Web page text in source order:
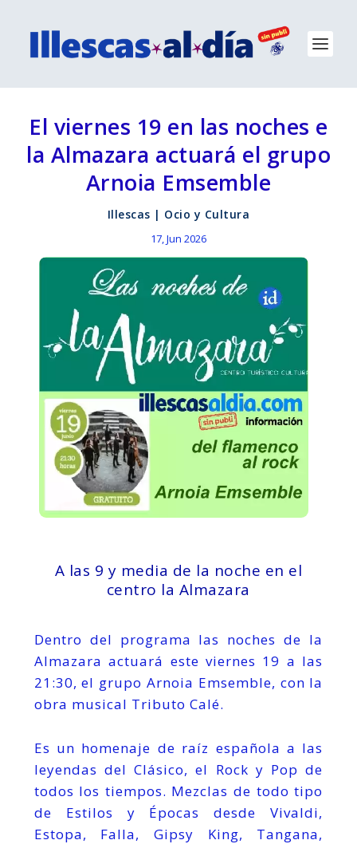
El viernes 19 en las noches e
la Almazara actuará el grupo
Arnoia Emsemble
Illescas | Ocio y Cultura
17, Jun 2026
A las 9 y media de la noche en el
centro la Almazara
Dentro del programa las noches de la
Almazara actuará este viernes 19 a las
21:30, el grupo Arnoia Emsemble, con la
obra musical Tributo Calé.
Es un homenaje de raíz española a las
leyendas del Clásico, el Rock y Pop de
todos los tiempos. Mezclas de todo tipo
de Estilos y Épocas desde Vivaldi,
Estopa, Falla, Gipsy King, Tangana,